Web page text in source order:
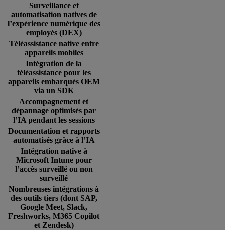
Surveillance et
automatisation natives de
l’expérience numérique des
employés (DEX)
Téléassistance native entre
appareils mobiles
Intégration de la
téléassistance pour les
appareils embarqués OEM
via un SDK
Accompagnement et
dépannage optimisés par
l’IA pendant les sessions
Documentation et rapports
automatisés grâce à l’IA
Intégration native à
Microsoft Intune pour
l’accès surveillé ou non
surveillé
Nombreuses intégrations à
des outils tiers (dont SAP,
Google Meet, Slack,
Freshworks, M365 Copilot
et Zendesk)